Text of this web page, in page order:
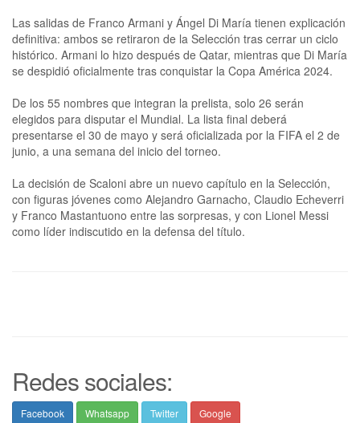
Las salidas de Franco Armani y Ángel Di María tienen explicación
definitiva: ambos se retiraron de la Selección tras cerrar un ciclo
histórico. Armani lo hizo después de Qatar, mientras que Di María
se despidió oficialmente tras conquistar la Copa América 2024.
De los 55 nombres que integran la prelista, solo 26 serán
elegidos para disputar el Mundial. La lista final deberá
presentarse el 30 de mayo y será oficializada por la FIFA el 2 de
junio, a una semana del inicio del torneo.
La decisión de Scaloni abre un nuevo capítulo en la Selección,
con figuras jóvenes como Alejandro Garnacho, Claudio Echeverri
y Franco Mastantuono entre las sorpresas, y con Lionel Messi
como líder indiscutido en la defensa del título.
Redes sociales:
Facebook Whatsapp Twitter Google